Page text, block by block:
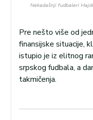
Nekadašnji fudbaleri
Pre nešto više od
finansijske situacije,
istupio je iz elitnog
srpskog fudbala, a
takmičenja.